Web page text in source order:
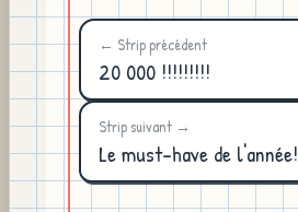
← Strip précédent
20 000 !!!!!!!!!
Strip suivant →
Le must-have de l'année!